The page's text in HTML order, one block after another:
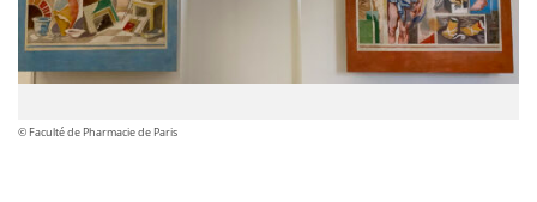
© Faculté de Pharmacie de Paris